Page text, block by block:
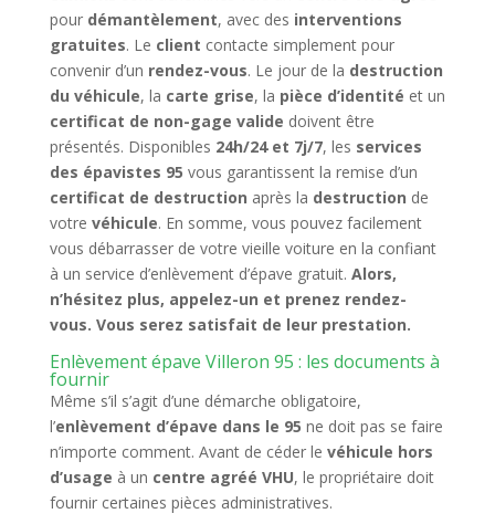
pour démantèlement, avec des interventions
gratuites. Le client contacte simplement pour
convenir d’un rendez-vous. Le jour de la destruction
du véhicule, la carte grise, la pièce d’identité et un
certificat de non-gage valide doivent être
présentés. Disponibles 24h/24 et 7j/7, les services
des épavistes 95 vous garantissent la remise d’un
certificat de destruction après la destruction de
votre véhicule. En somme, vous pouvez facilement
vous débarrasser de votre vieille voiture en la confiant
à un service d’enlèvement d’épave gratuit. Alors,
n’hésitez plus, appelez-un et prenez rendez-
vous. Vous serez satisfait de leur prestation.
Enlèvement épave Villeron 95 : les documents à
fournir
Même s’il s’agit d’une démarche obligatoire,
l’enlèvement d’épave dans le 95 ne doit pas se faire
n’importe comment. Avant de céder le véhicule hors
d’usage à un centre agréé VHU, le propriétaire doit
fournir certaines pièces administratives.